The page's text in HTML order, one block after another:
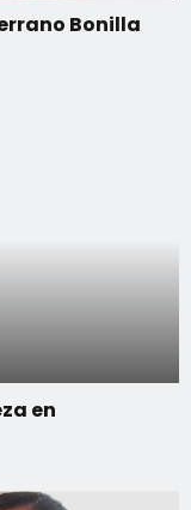
Bonilla
en